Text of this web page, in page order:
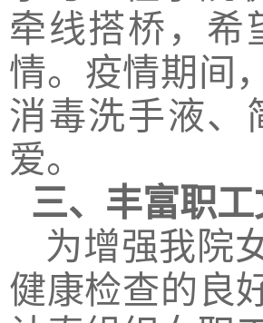
牵线搭桥， 希
情。 疫情期间
消毒洗手液、
爱。
三、丰富职
为增强我院
健康检查的良